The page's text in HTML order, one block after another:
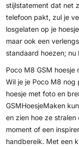
stijlstatement dat net
telefoon pakt, zul je
losgelaten op je
maar ook een
standaard hoezen; nu
Poco M8 GSM hoesje
Wil je je Poco M8 nog
hoesje met foto en
GSMHoesjeMaken
en zien hoe ze stralen
moment of een
handbereik. Met een